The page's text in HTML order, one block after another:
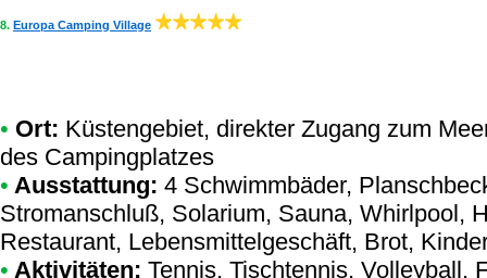
8. Europa Camping Village
• Ort: Küstengebiet, direkter Zugang zum
des Campingplatzes
• Ausstattung: 4 Schwimmbäder,
Stromanschluß, Solarium, Sauna, Whirlpool,
Restaurant, Lebensmittelgeschäft, Brot,
• Aktivitäten: Tennis, Tischtennis, Volleyball,